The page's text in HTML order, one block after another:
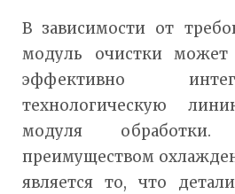
В зависимости от
модуль очистки
эффективно
технологическую
модуля
преимуществом
является то, что